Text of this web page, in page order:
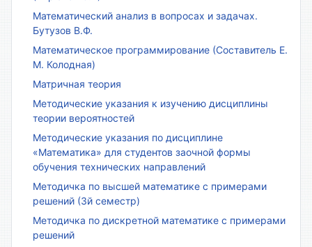
Математический анализ в вопросах и задачах.
Бутузов В.Ф.
Математическое программирование (Составитель Е.
М. Колодная)
Матричная теория
Методические указания к изучению дисциплины
теории вероятностей
Методические указания по дисциплине
«Математика» для студентов заочной формы
обучения технических направлений
Методичка по высшей математике с примерами
решений (3й семестр)
Методичка по дискретной математике с примерами
решений